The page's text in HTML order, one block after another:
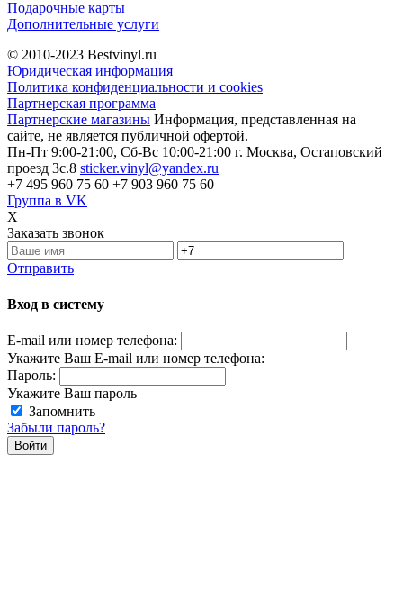
Подарочные карты
Дополнительные услуги
© 2010-2023 Bestvinyl.ru
Юридическая информация
Политика конфиденциальности и cookies
Партнерская программа
Партнерские магазины Информация, представленная на
сайте, не является публичной офертой.
Пн-Пт 9:00-21:00, Сб-Вс 10:00-21:00 г. Москва, Остаповский
проезд 3с.8 sticker.vinyl@yandex.ru
+7 495 960 75 60 +7 903 960 75 60
Группа в VK
X
Заказать звонок
Отправить
Вход в систему
E-mail или номер телефона:
Укажите Ваш E-mail или номер телефона:
Пароль:
Укажите Ваш пароль
Запомнить
Забыли пароль?